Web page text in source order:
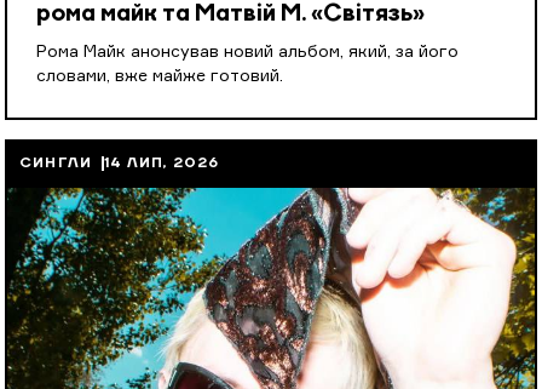
рома майк та Матвій М. «Світязь»
Рома Майк анонсував новий альбом, який, за його
словами, вже майже готовий.
СИНГЛИ 14 ЛИП, 2026